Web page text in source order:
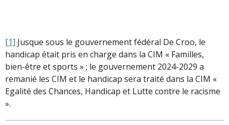
[1] Jusque sous le gouvernement fédéral De Croo, le
handicap était pris en charge dans la CIM « Familles,
bien-être et sports » ; le gouvernement 2024-2029 a
remanié les CIM et le handicap sera traité dans la CIM «
Egalité des Chances, Handicap et Lutte contre le racisme
».